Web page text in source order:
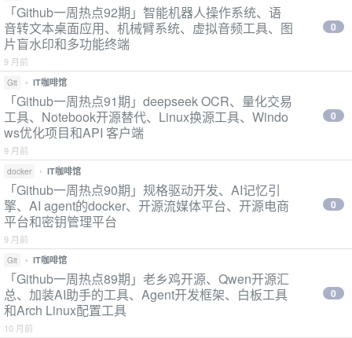
「Github一周热点92期」智能机器人操作系统、语
音转文本桌面应用、机械臂系统、虚拟音频工具、图
片盲水印和多功能终端
9 月前
0
Git • IT咖啡馆
「Github一周热点91期」deepseek OCR、量化交易
工具、Notebook开源替代、Linux换源工具、Windo
ws优化项目和API 客户端
9 月前
0
docker • IT咖啡馆
「Github一周热点90期」规格驱动开发、AI记忆引
擎、AI agent的docker、开源流媒体平台、开源电商
平台和密钥管理平台
9 月前
0
Git • IT咖啡馆
「Github一周热点89期」老乡鸡开源、Qwen开源汇
总、加装AI助手的工具、Agent开发框架、白板工具
和Arch Linux配置工具
10 月前
0